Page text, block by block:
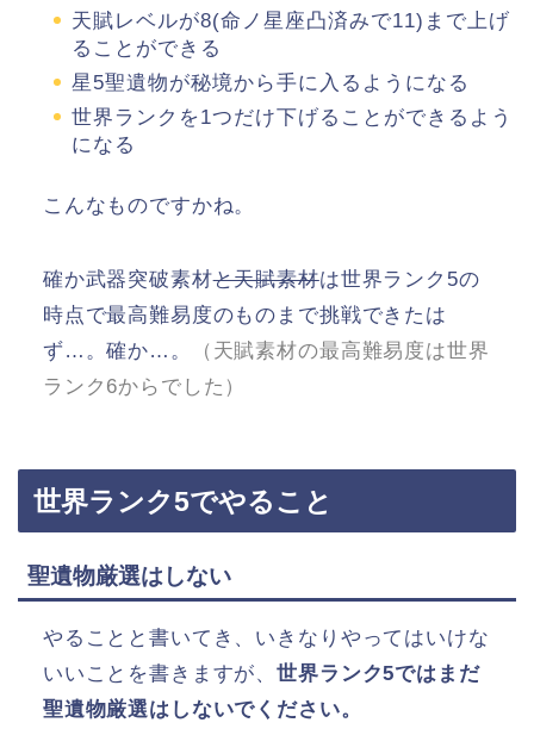
天賦レベルが8(命ノ星座凸済みで11)まで上げ
ることができる
星5聖遺物が秘境から手に入るようになる
世界ランクを1つだけ下げることができるよう
になる
こんなものですかね。
確か武器突破素材と天賦素材は世界ランク5の
時点で最高難易度のものまで挑戦できたは
ず…。確か…。
（天賦素材の最高難易度は世界
ランク6からでした）
世界ランク5でやること
聖遺物厳選はしない
やることと書いてき、いきなりやってはいけな
いいことを書きますが、世界ランク5ではまだ
聖遺物厳選はしないでください。